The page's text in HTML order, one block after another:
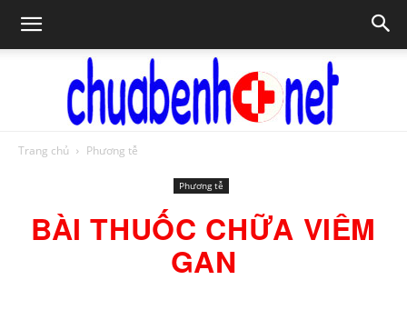
Trang chủ Phương tễ
Phương tễ
BÀI THUỐC CHỮA VIÊM
GAN